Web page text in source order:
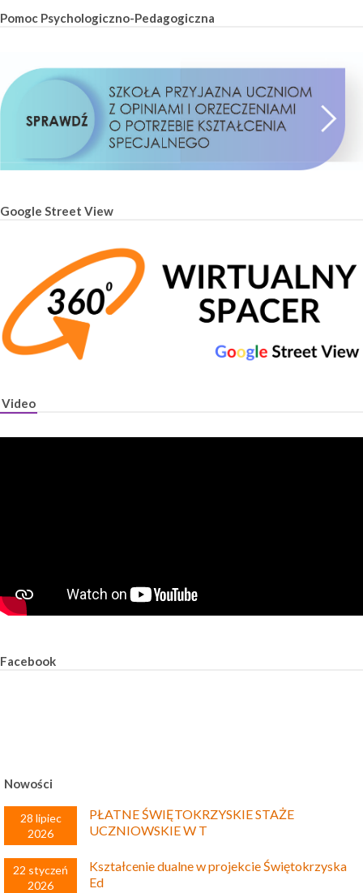
Pomoc Psychologiczno-Pedagogiczna
Google Street View
Video
Facebook
Nowości
28 lipiec
2026
PŁATNE ŚWIĘTOKRZYSKIE STAŻE
UCZNIOWSKIE W T
22 styczeń
2026
Kształcenie dualne w projekcie Świętokrzyska
Ed